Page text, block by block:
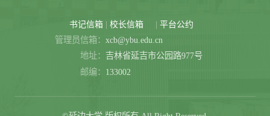
书记信箱 | 校长信箱 | 平台公约
管理员信箱： xcb@ybu.edu.cn
地址： 吉林省延吉市公园路977号
邮编： 133002